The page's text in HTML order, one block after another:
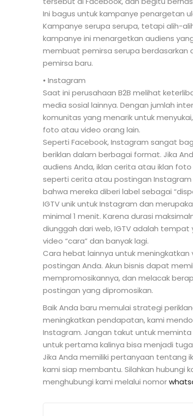
Ini bagus untuk kampanye penargetan
Kampanye serupa serupa, tetapi alih-
kampanye ini menargetkan audiens
membuat pemirsa serupa berdasarkan
pemirsa baru.
• Instagram
Saat ini perusahaan B2B melihat
media sosial lainnya. Dengan jumlah
komunitas yang menarik untuk
foto atau video orang lain.
Seperti Facebook, Instagram sangat
beriklan dalam berbagai format. Jika
audiens Anda, iklan cerita atau iklan
seperti cerita atau postingan
bahwa mereka diberi label sebagai
IGTV unik untuk Instagram dan
minimal 1 menit. Karena durasi
diunggah dari web, IGTV adalah
video “cara” dan banyak lagi.
Cara hebat lainnya untuk
postingan Anda. Akun bisnis dapat
mempromosikannya, dan melacak
postingan yang dipromosikan.
Baik Anda baru memulai strategi
meningkatkan pendapatan, kami
Instagram. Jangan takut untuk
untuk pertama kalinya bisa menjadi
Jika Anda memiliki pertanyaan tentang
kami siap membantu. Silahkan hubungi
menghubungi kami melalui nomor